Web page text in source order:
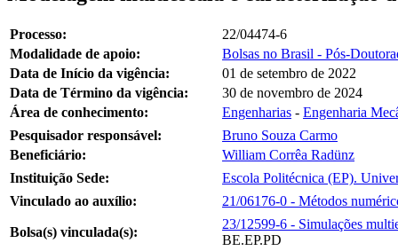
Processo:
22/04474-6
Modalidade de apoio:
Bolsas no Brasil - Pós-
Data de Início da vigência:
01 de setembro de 2022
Data de Término da vigência:
30 de novembro de 2024
Área de conhecimento:
Engenharias - Engenharia
Pesquisador responsável:
Bruno Souza Carmo
Beneficiário:
William Corrêa Radünz
Instituição Sede:
Escola Politécnica (EP).
Vinculado ao auxílio:
21/06176-0 - Métodos
Bolsa(s) vinculada(s):
23/12599-6 - Simulações
BE.EP.PD